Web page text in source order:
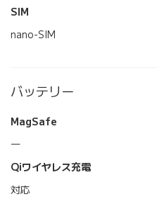
SIM
nano-SIM
バッテリー
MagSafe
―
Qiワイヤレス充電
対応